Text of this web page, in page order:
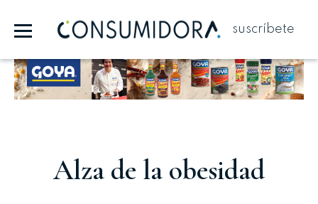
suscríbete
Alza de la obesidad